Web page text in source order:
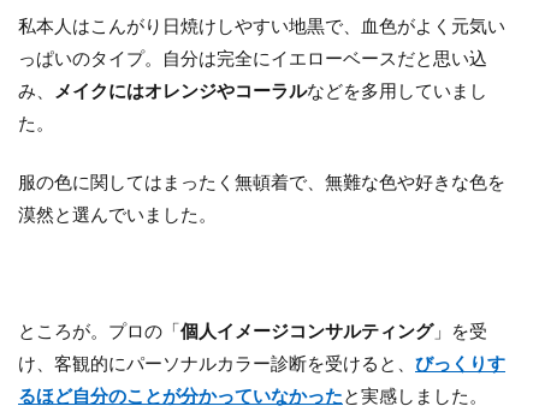
私本人はこんがり日焼けしやすい地黒で、血色がよく元気い
っぱいのタイプ。自分は完全にイエローベースだと思い込
み、
メイクにはオレンジやコーラルなどを多用していまし
た。
服の色に関してはまったく無頓着で、無難な色や好きな色を
漠然と選んでいました。
ところが。プロの「個人イメージコンサルティング」を受
け、客観的にパーソナルカラー診断を受けると、 びっくりす
るほど自分のことが分かっていなかったと実感しました。